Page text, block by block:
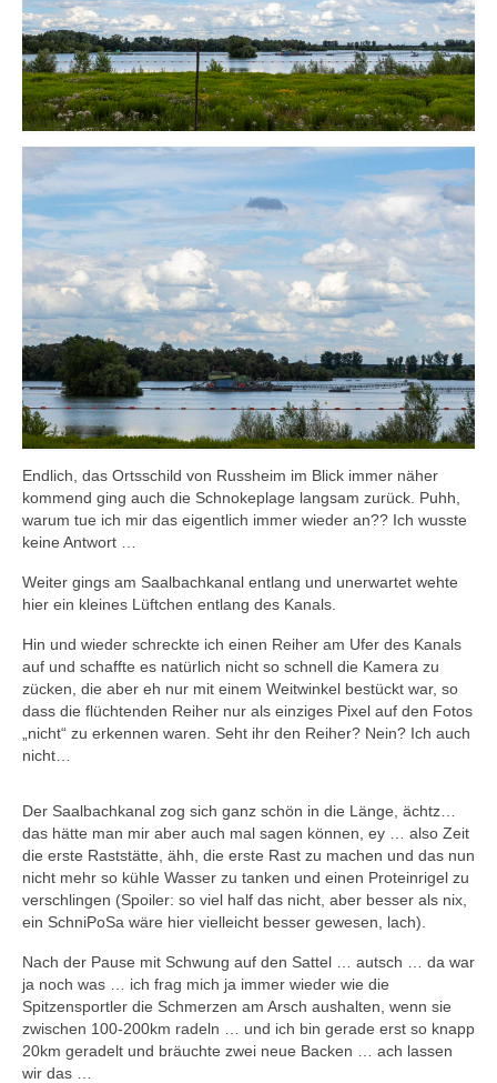
Endlich, das Ortsschild von Russheim im Blick immer näher
kommend ging auch die Schnokeplage langsam zurück. Puhh,
warum tue ich mir das eigentlich immer wieder an?? Ich wusste
keine Antwort …
Weiter gings am Saalbachkanal entlang und unerwartet wehte
hier ein kleines Lüftchen entlang des Kanals.
Hin und wieder schreckte ich einen Reiher am Ufer des Kanals
auf und schaffte es natürlich nicht so schnell die Kamera zu
zücken, die aber eh nur mit einem Weitwinkel bestückt war, so
dass die flüchtenden Reiher nur als einziges Pixel auf den Fotos
„nicht“ zu erkennen waren. Seht ihr den Reiher? Nein? Ich auch
nicht…
Der Saalbachkanal zog sich ganz schön in die Länge, ächtz…
das hätte man mir aber auch mal sagen können, ey … also Zeit
die erste Raststätte, ähh, die erste Rast zu machen und das nun
nicht mehr so kühle Wasser zu tanken und einen Proteinrigel zu
verschlingen (Spoiler: so viel half das nicht, aber besser als nix,
ein SchniPoSa wäre hier vielleicht besser gewesen, lach).
Nach der Pause mit Schwung auf den Sattel … autsch … da war
ja noch was … ich frag mich ja immer wieder wie die
Spitzensportler die Schmerzen am Arsch aushalten, wenn sie
zwischen 100-200km radeln … und ich bin gerade erst so knapp
20km geradelt und bräuchte zwei neue Backen … ach lassen
wir das …